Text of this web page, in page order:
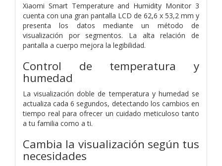
Xiaomi Smart Temperature and Humidity Monitor 3
cuenta con una gran pantalla LCD de 62,6 x 53,2 mm y
presenta los datos mediante un método de
visualización por segmentos. La alta relación de
pantalla a cuerpo mejora la legibilidad.
Control de temperatura y
humedad
La visualización doble de temperatura y humedad se
actualiza cada 6 segundos, detectando los cambios en
tiempo real para ofrecer un cuidado meticuloso tanto
a tu familia como a ti.
Cambia la visualización según tus
necesidades